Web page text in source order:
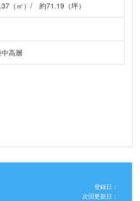
（㎡）/ 約71.19（坪）
高層
登録日：
次回更新日：